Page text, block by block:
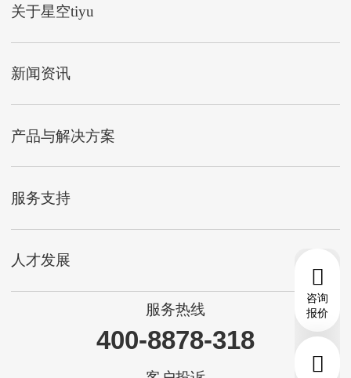
关于星空tiyu
新闻资讯
产品与解决方案
服务支持
人才发展
服务热线
400-8878-318
咨询
报价